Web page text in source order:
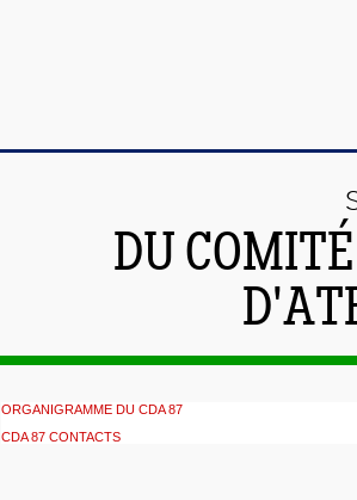
DU
ORGANIGRAMME DU CDA 87
CDA 87 CONTACTS